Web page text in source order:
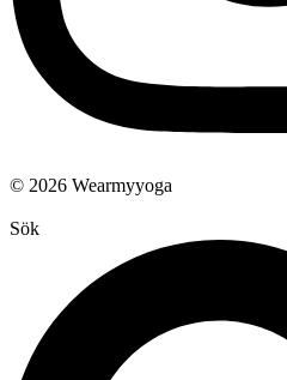
© 2026 Wearmyyoga
Sök